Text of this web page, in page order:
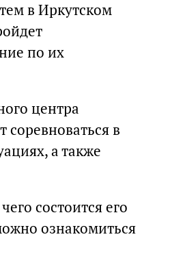
в Иркутском
по их
центра
соревноваться в
а также
состоится его
ознакомиться